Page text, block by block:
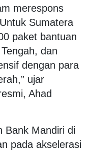
merespons
Sumatera
paket bantuan
dan
dengan para
ujar
Ahad
Bank Mandiri di
pada akselerasi